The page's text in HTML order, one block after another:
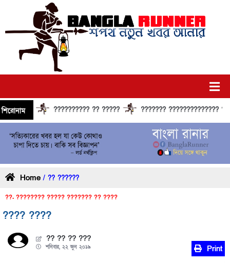
শিরোনাম ?????????? ?? ????? ??????? ??????????????
Home / ?? ??????
??. ???????? ????? ??????? ?? ????
???? ????
?? ?? ?? ???
শনিবার, ২২ জুন ২০১৯ Print